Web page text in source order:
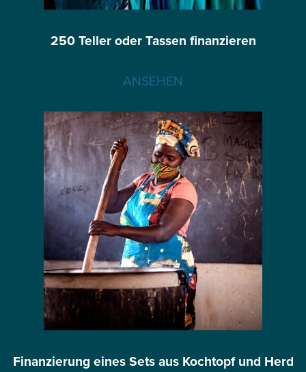
250 Teller oder Tassen finanzieren
ANSEHEN
Finanzierung eines Sets aus Kochtopf und Herd